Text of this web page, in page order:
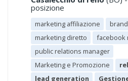
posizione
marketing affiliazione
marketing diretto
facebook
public relations manager
Marketing e Promozione
lead generation